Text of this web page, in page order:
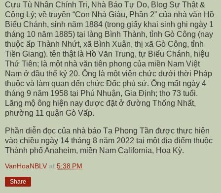
Cựu Tù Nhân Chính Trị, Nhà Báo Tự Do, Blog Sự Thật &
Công Lý; về truyện “Con Nhà Giàu, Phần 2” của nhà văn Hồ
Biểu Chánh, sinh năm 1884 (trong giấy khai sinh ghi ngày 1
tháng 10 năm 1885) tại làng Bình Thành, tỉnh Gò Công (nay
thuộc ấp Thành Nhứt, xã Bình Xuân, thị xã Gò Công, tỉnh
Tiền Giang). tên thật là Hồ Văn Trung, tự Biểu Chánh, hiệu
Thứ Tiên; là một nhà văn tiên phong của miền Nam Việt
Nam ở đầu thế kỷ 20. Ông là một viên chức dưới thời Pháp
thuộc và làm quan đến chức Đốc phủ sứ. Ông mất ngày 4
tháng 9 năm 1958 tại Phú Nhuận, Gia Định; thọ 73 tuổi.
Lăng mộ ông hiện nay được đặt ở đường Thống Nhất,
phường 11 quận Gò Vấp.
Phần diễn đọc của nhà báo Tạ Phong Tần được thực hiện
vào chiều ngày 14 tháng 8 năm 2022 tại một địa điểm thuộc
Thành phố Anaheim, miền Nam California, Hoa Kỳ.
VanHoaNBLV at 5:38 PM
Share